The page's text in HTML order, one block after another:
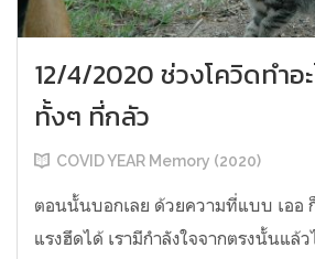
12/4/2020 ช่วงโควิดทำอ
ทั้งๆ ที่กลัว
COVID YEAR Memory (2020)
ตอนนั้นบอกเลย ด้วยความที่แบบ เออ
แรงฮึดได้ เรามีกำลังใจจากตรงนั้นแล้